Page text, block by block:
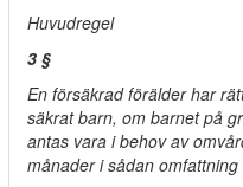
Huvudregel
3 §
En försäkrad förälder har
säkrat barn, om barnet på
antas vara i behov av
månader i sådan